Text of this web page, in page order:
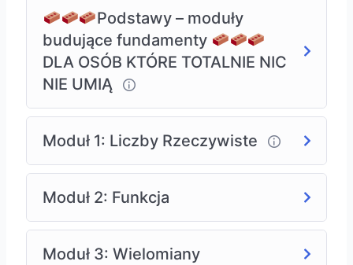
Podstawy – moduły
budujące fundamenty
DLA OSÓB KTÓRE TOTALNIE NIC
NIE UMIĄ
Moduł 1: Liczby Rzeczywiste
Moduł 2: Funkcja
Moduł 3: Wielomiany